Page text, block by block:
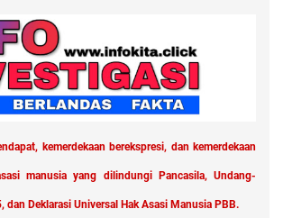
kemerdekaan berekspresi, dan kemerdekaan
manusia yang dilindungi Pancasila, Undang-
dan Deklarasi Universal Hak Asasi Manusia PBB.